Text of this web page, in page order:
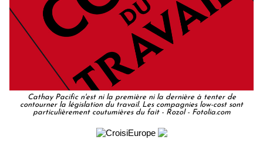
Cathay Pacific n'est ni la première ni la dernière à tenter de
contourner la législation du travail. Les compagnies low-cost sont
particulièrement coutumières du fait - Rozol - Fotolia.com